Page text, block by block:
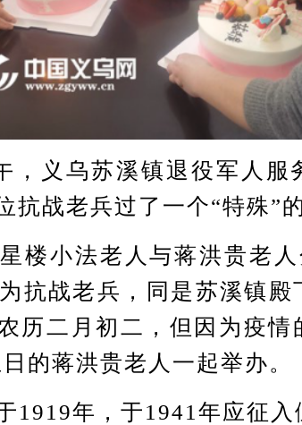
义乌苏溪镇退役军人服
抗战老兵过了一个“特殊”
小法老人与蒋洪贵老人
抗战老兵，同是苏溪镇殿
历二月初二，但因为疫情
的蒋洪贵老人一起举办。
年，于1941年应征入